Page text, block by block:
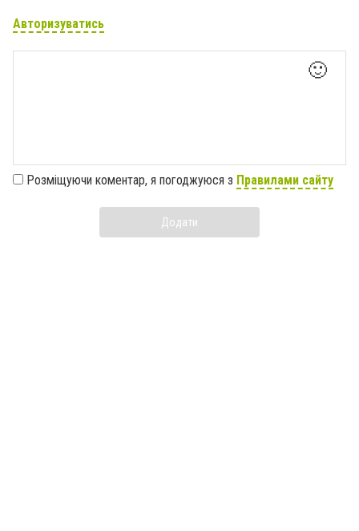
Авторизуватись
🙂
Розміщуючи коментар, я погоджуюся з Правилами сайту
Додати